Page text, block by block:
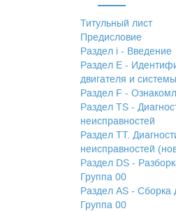
Титульный лист
Предисловие
Раздел i - Введение
Раздел Е -
двигателя и системы
Раздел F -
Раздел TS -
неисправностей
Раздел TТ.
неисправностей
Раздел DS -
Группа 00
Раздел АS - Сборка
Группа 00